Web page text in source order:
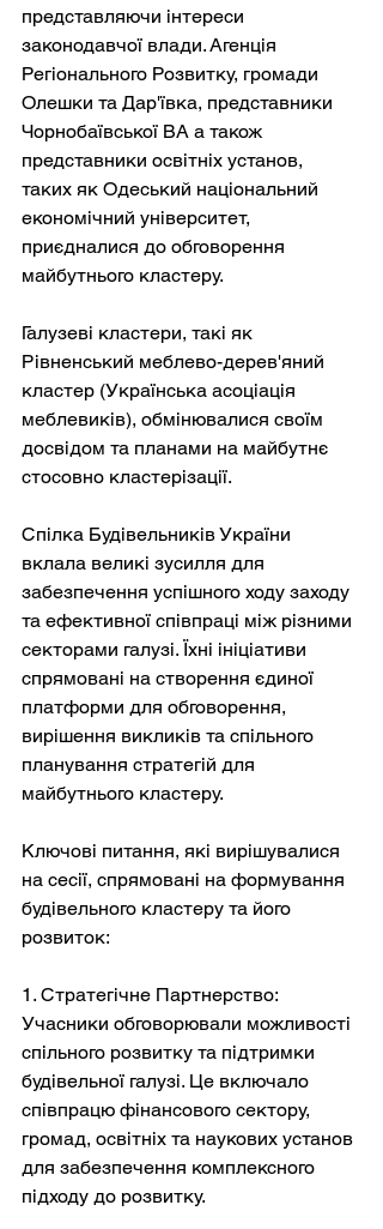
представляючи інтереси
законодавчої влади. Агенція
Регіонального Розвитку, громади
Олешки та Дар'ївка, представники
Чорнобаївської ВА а також
представники освітніх установ,
таких як Одеський національний
економічний університет,
приєдналися до обговорення
майбутнього кластеру.
Галузеві кластери, такі як
Рівненський меблево-дерев'яний
кластер (Українська асоціація
меблевиків), обмінювалися своїм
досвідом та планами на майбутнє
стосовно кластерізації.
Спілка Будівельників України
вклала великі зусилля для
забезпечення успішного ходу заходу
та ефективної співпраці між різними
секторами галузі. Їхні ініціативи
спрямовані на створення єдиної
платформи для обговорення,
вирішення викликів та спільного
планування стратегій для
майбутнього кластеру.
Ключові питання, які вирішувалися
на сесії, спрямовані на формування
будівельного кластеру та його
розвиток:
1. Стратегічне Партнерство:
Учасники обговорювали можливості
спільного розвитку та підтримки
будівельної галузі. Це включало
співпрацю фінансового сектору,
громад, освітніх та наукових установ
для забезпечення комплексного
підходу до розвитку.